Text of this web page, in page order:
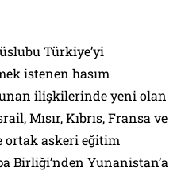
Türkiye’yi
istenen hasım
ilişkilerinde yeni olan
Mısır, Kıbrıs, Fransa ve
askeri eğitim
Birliği’nden Yunanistan’a